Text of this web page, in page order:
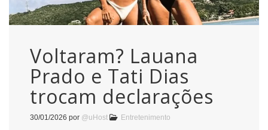
Voltaram? Lauana
Prado e Tati Dias
trocam declarações
30/01/2026 por @uHost Entretenimento